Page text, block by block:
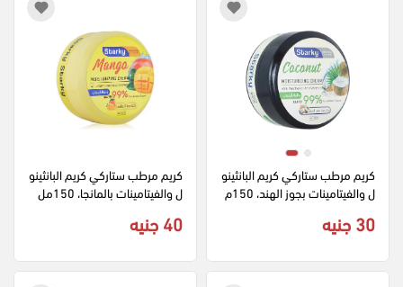
كريم مرطب ستاركي كريم البانثينو
ل والفيتامينات بجوز الهند، 150م
30 جنيه
كريم مرطب ستاركي كريم البانثينو
ل والفيتامينات بالمانجا، 150مل
40 جنيه